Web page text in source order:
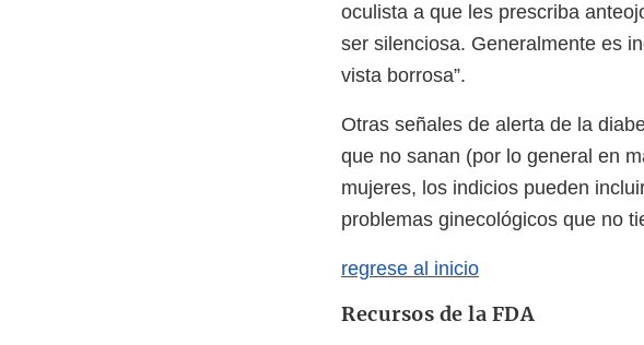
oculista a que les prescriba
ser silenciosa. Generalmente es
vista borrosa”.
Otras señales de alerta de la
que no sanan (por lo general en
mujeres, los indicios pueden
problemas ginecológicos que no
regrese al inicio
Recursos de la FDA